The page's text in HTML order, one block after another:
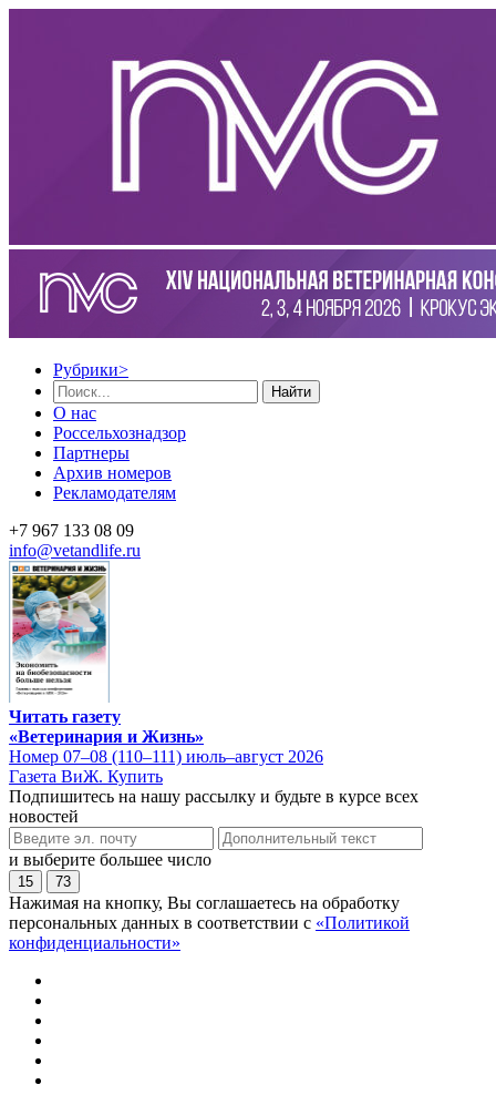
Рубрики>
Найти
О нас
Россельхознадзор
Партнеры
Архив номеров
Рекламодателям
+7 967 133 08 09
info@vetandlife.ru
Читать газету
«Ветеринария и Жизнь»
Номер 07–08 (110–111) июль–август 2026
Газета ВиЖ. Купить
Подпишитесь на нашу рассылку и будьте в курсе всех
новостей
и выберите большее число
15 73
Нажимая на кнопку, Вы соглашаетесь на обработку
персональных данных в соответствии с «Политикой
конфиденциальности»